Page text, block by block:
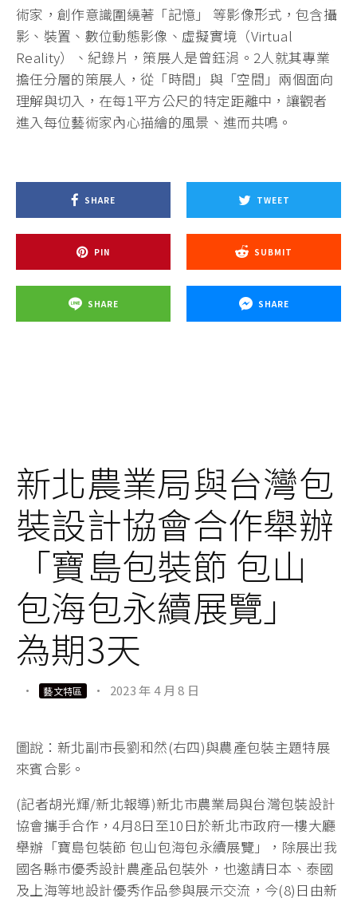
術家，創作意識圍繞著「記憶」 等影像形式，包含攝
影、裝置、數位動態影像、虛擬實境（Virtual
Reality）、紀錄片，策展人是曾鈺涓。2人就其專業
擔任分層的策展人，從「時間」與「空間」兩個面向
理解與切入，在每1平方公尺的特定距離中，讓觀者
進入每位藝術家內心描繪的風景、進而共鳴。
SHARE TWEET
PIN SUBMIT
SHARE SHARE
新北農業局與台灣包
裝設計協會合作舉辦
「寶島包裝節 包山
包海包永續展覽」
為期3天
· 藝文特區 · 2023 年 4 月 8 日
圖說：新北副市長劉和然(右四)與農產包裝主題特展
來賓合影。
(記者胡光輝/新北報導)新北市農業局與台灣包裝設計
協會攜手合作，4月8日至10日於新北市政府一樓大廳
舉辦「寶島包裝節 包山包海包永續展覽」，除展出我
國各縣市優秀設計農產品包裝外，也邀請日本、泰國
及上海等地設計優秀作品參與展示交流，今(8)日由新